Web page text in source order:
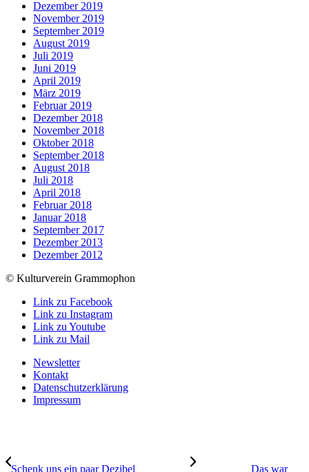
Dezember 2019
November 2019
September 2019
August 2019
Juli 2019
Juni 2019
April 2019
März 2019
Februar 2019
Dezember 2018
November 2018
Oktober 2018
September 2018
August 2018
Juli 2018
April 2018
Februar 2018
Januar 2018
September 2017
Dezember 2013
Dezember 2012
© Kulturverein Grammophon
Link zu Facebook
Link zu Instagram
Link zu Youtube
Link zu Mail
Newsletter
Kontakt
Datenschutzerklärung
Impressum
Schenk uns ein paar Dezibel Das war